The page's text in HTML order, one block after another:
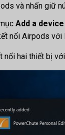
và nhấn giữ
Add a
nối Airpods với
nối hai thiết bị